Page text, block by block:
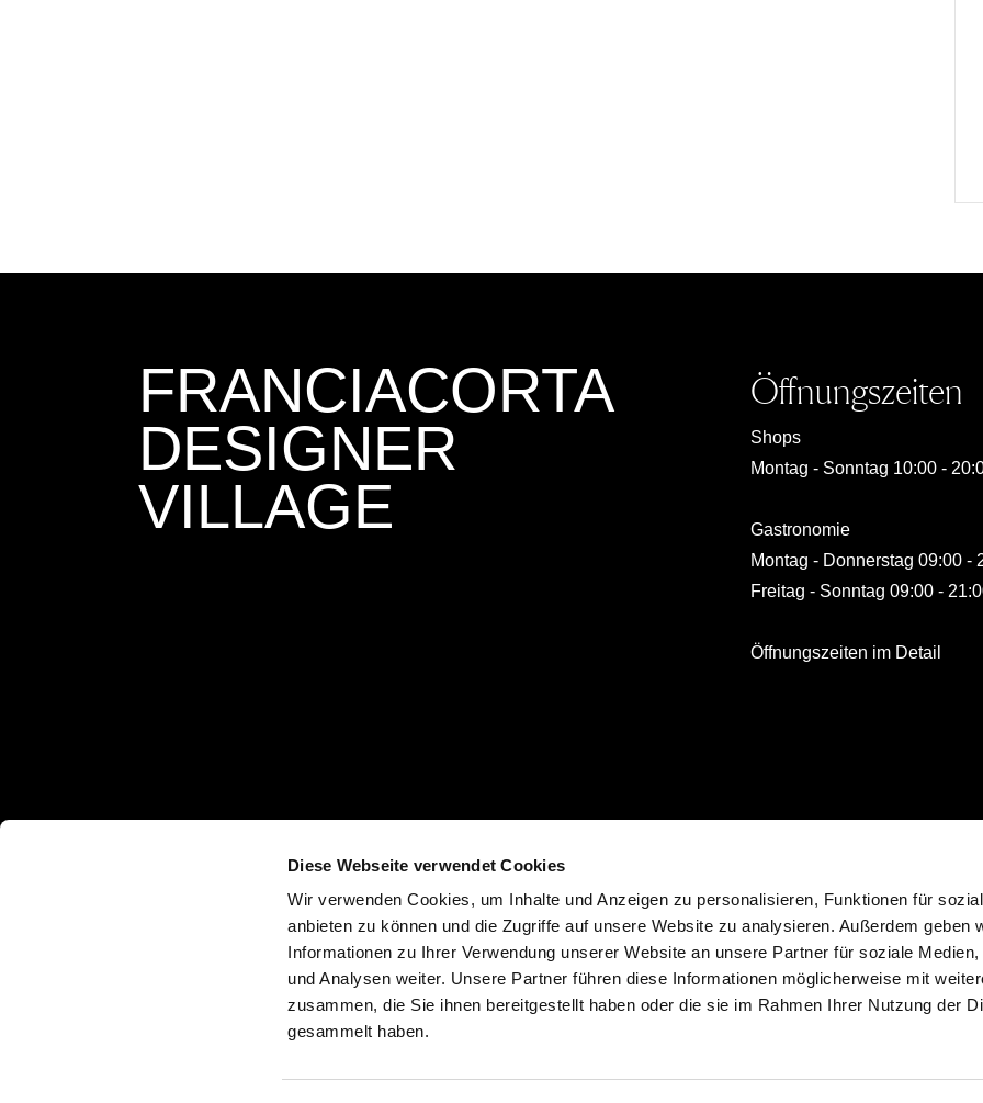
Diese Webseite verwendet Cookies
Wir verwenden Cookies, um Inhalte und Anzeigen zu personalisieren, Funktionen für
anbieten zu können und die Zugriffe auf unsere Website zu analysieren. Außerdem geben
Informationen zu Ihrer Verwendung unserer Website an unsere Partner für soziale Medien,
und Analysen weiter. Unsere Partner führen diese Informationen möglicherweise mit
zusammen, die Sie ihnen bereitgestellt haben oder die sie im Rahmen Ihrer Nutzung der
gesammelt haben.
FRANCIACORTA
DESIGNER
VILLAGE
Öffnungszeiten
Shops
Montag - Sonntag 10:00 -
Gastronomie
Montag - Donnerstag 09:00 -
Freitag - Sonntag 09:00 -
Öffnungszeiten im Detail